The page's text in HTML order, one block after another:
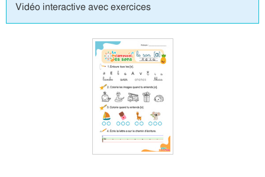
Vidéo interactive avec exercices